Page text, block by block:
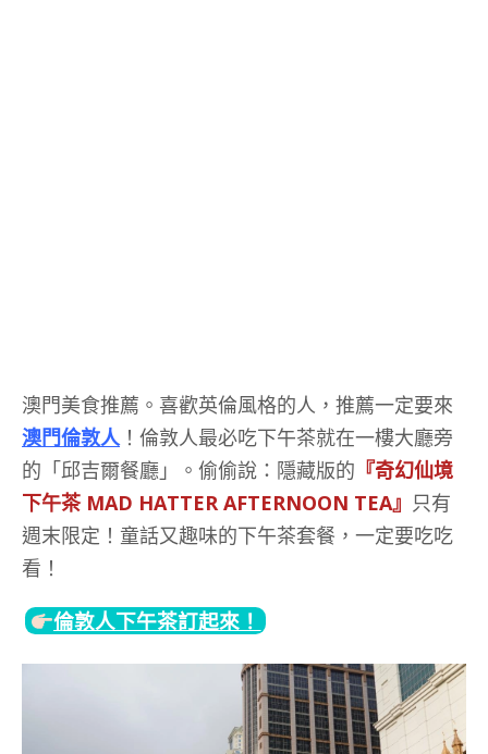
澳門美食推薦。喜歡英倫風格的人，推薦一定要來
澳門倫敦人 ！倫敦人最必吃下午茶就在一樓大廳旁
的「邱吉爾餐廳」。偷偷說：隱藏版的 『奇幻仙境
下午茶 MAD HATTER AFTERNOON TEA』 只有
週末限定！童話又趣味的下午茶套餐，一定要吃吃
看！
倫敦人下午茶訂起來！